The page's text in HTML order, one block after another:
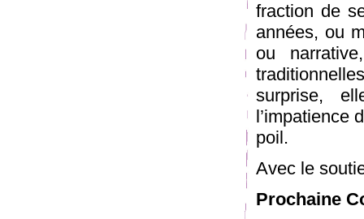
fraction de
années, ou
ou
surprise,
l’impatience
poil.
Avec le
Prochaine